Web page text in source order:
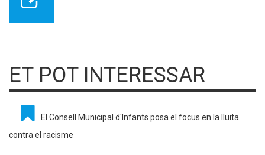
ET POT INTERESSAR
El Consell Municipal d'Infants posa el focus en la lluita
contra el racisme